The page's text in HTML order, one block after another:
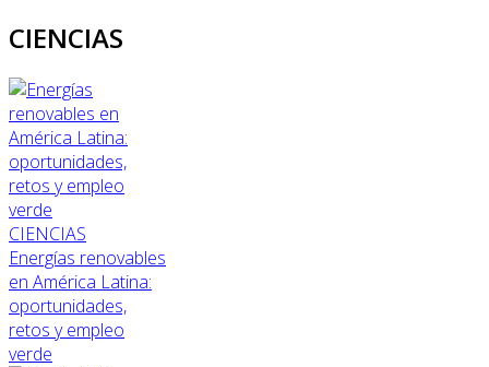
CIENCIAS
CIENCIAS
Energías renovables
en América Latina:
oportunidades,
retos y empleo
verde